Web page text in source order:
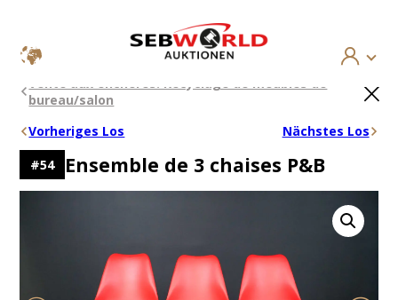
Aller
contenu
Vente aux enchères: Recyclage de meubles de
bureau/salon
Vorheriges Los
Nächstes Los
#54 Ensemble de 3 chaises P&B
×